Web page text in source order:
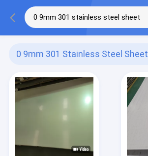
0 9mm 301 Stainless Steel Sheet